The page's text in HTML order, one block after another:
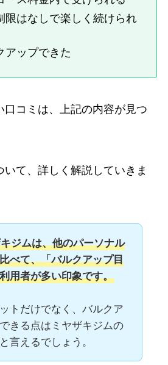
限はなしで楽しく続けられ
アップできた
口コミは、上記の内容が見つ
て、詳しく解説していきま
ジムは、他のパーソナル
べて、「バルクアップ目
用者が多い印象です。
トだけでなく、バルクア
きる点はミヤザキジムの
言えるでしょう。